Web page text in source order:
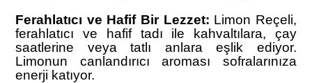
Ferahlatıcı ve Hafif Bir Lezzet: Limon Reçeli,
ferahlatıcı ve hafif tadı ile kahvaltılara, çay
saatlerine veya tatlı anlara eşlik ediyor.
Limonun canlandırıcı aroması sofralarınıza
enerji katıyor.